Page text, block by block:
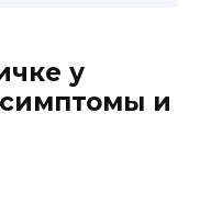
у
и